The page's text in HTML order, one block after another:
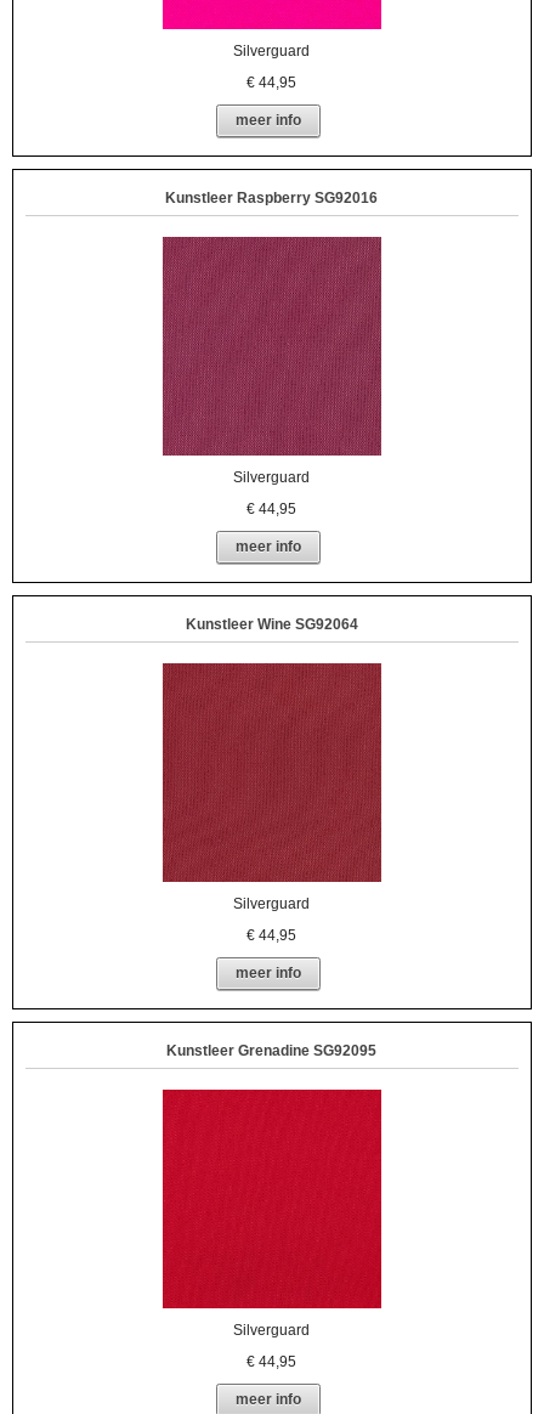
Silverguard
€44,95
meer info
Kunstleer Raspberry SG92016
Silverguard
€44,95
meer info
Kunstleer Wine SG92064
Silverguard
€44,95
meer info
Kunstleer Grenadine SG92095
Silverguard
€44,95
meer info